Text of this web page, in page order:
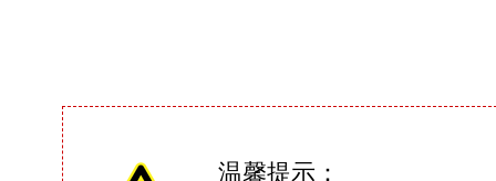
温馨提示：